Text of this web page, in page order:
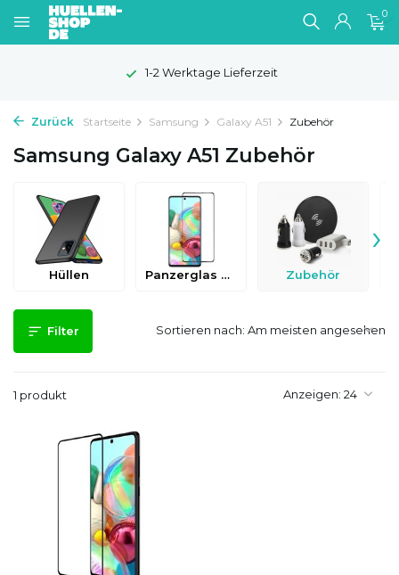
0
1-2 Werktage Lieferzeit
Zurück Startseite Samsung Galaxy A51 Zubehör
Samsung Galaxy A51 Zubehör
Hüllen Panzerglas & Schutzfolien Zubehör
›
Filter
1 produkt Anzeigen:
Sortieren nach: